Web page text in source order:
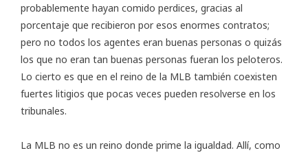
probablemente hayan comido perdices, gracias al
porcentaje que recibieron por esos enormes contratos;
pero no todos los agentes eran buenas personas o quizás
los que no eran tan buenas personas fueran los peloteros.
Lo cierto es que en el reino de la MLB también coexisten
fuertes litigios que pocas veces pueden resolverse en los
tribunales.
La MLB no es un reino donde prime la igualdad. Allí, como